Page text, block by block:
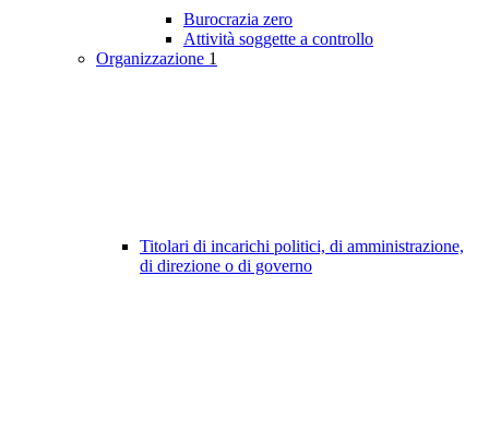
Burocrazia zero
Attività soggette a controllo
Organizzazione 1
Titolari di incarichi politici, di amministrazione,
di direzione o di governo